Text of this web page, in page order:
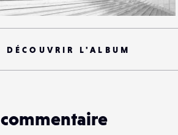
DÉCOUVRIR L'ALBUM
commentaire